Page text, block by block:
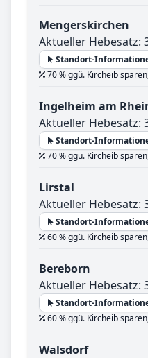
Mengerskirchen
Aktueller Hebesatz:
Standort-
70 % ggü. Kircheib
Ingelheim am
Aktueller Hebesatz:
Standort-
70 % ggü. Kircheib
Lirstal
Aktueller Hebesatz:
Standort-
60 % ggü. Kircheib
Bereborn
Aktueller Hebesatz:
Standort-
60 % ggü. Kircheib
Walsdorf